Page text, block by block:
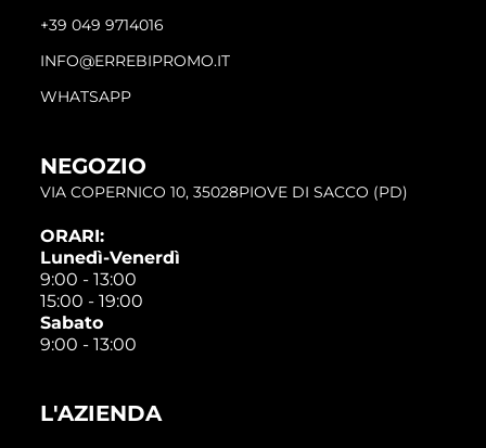
+39 049 9714016
INFO@ERREBIPROMO.IT
WHATSAPP
NEGOZIO
VIA COPERNICO 10, 35028PIOVE DI SACCO (PD)
ORARI:
Lunedì-Venerdì
9:00 - 13:00
15:00 - 19:00
Sabato
9:00 - 13:00
L'AZIENDA